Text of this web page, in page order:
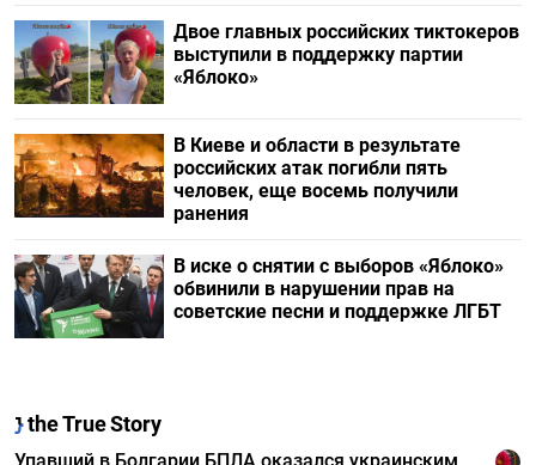
Двое главных российских тиктокеров
выступили в поддержку партии
«Яблоко»
В Киеве и области в результате
российских атак погибли пять
человек, еще восемь получили
ранения
В иске о снятии с выборов «Яблоко»
обвинили в нарушении прав на
советские песни и поддержке ЛГБТ